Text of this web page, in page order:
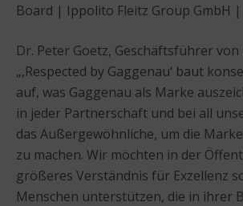
Board | Ippolito Fleitz Group GmbH
Dr. Peter Goetz, Geschäftsführer von
„‚Respected by Gaggenau‘ baut
auf, was Gaggenau als Marke
in jeder Partnerschaft und bei all
das Außergewöhnliche, um die
zu machen. Wir möchten in der
größeres Verständnis für Exzellenz
Menschen unterstützen, die in ihrer